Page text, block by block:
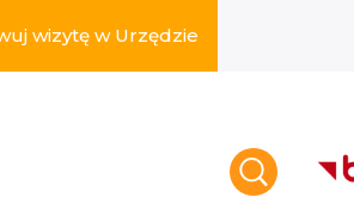
wizytę w Urzędzie